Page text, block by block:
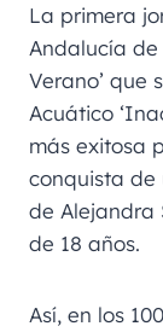
La primera
Andalucía
Verano’ que
Acuático
más exitosa
conquista de
de Alejandra
de 18 años.
Así, en los